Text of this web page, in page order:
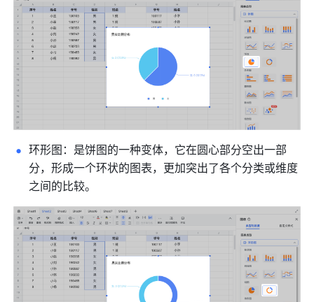
环形图：是饼图的一种变体，它在圆心部分空出一部
分，形成一个环状的图表，更加突出了各个分类或维度
之间的比较。